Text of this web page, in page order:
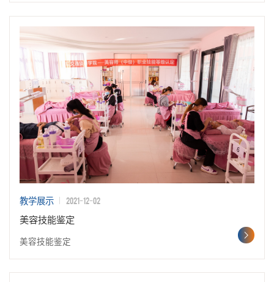
教学展示 2021-12-02
美容技能鉴定
美容技能鉴定